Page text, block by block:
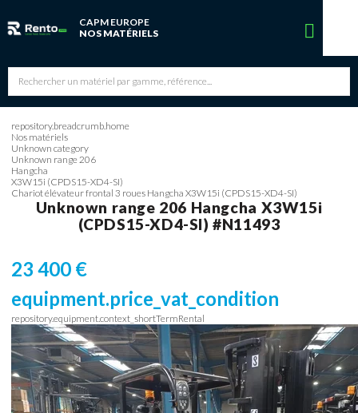
CAPM EUROPE
NOS MATÉRIELS
repository.breadcrumb.home
Nos matériels
Unknown category
Unknown range 206
Hangcha
X3W15i (CPDS15-XD4-SI)
Chariot élévateur frontal 3 roues Hangcha X3W15i (CPDS15-XD4-SI)
Unknown range 206 Hangcha X3W15i
(CPDS15-XD4-SI)#N11493
23 400 €
equipment.price_vat_condition
repository.equipment.context_shortTermRental
Vous avez une réservation en cours